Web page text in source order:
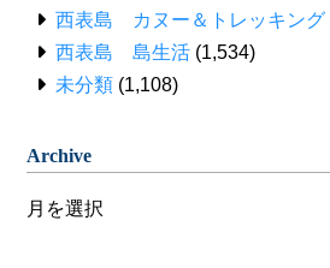
西表島 カヌー＆トレッキング
西表島 島生活 (1,534)
未分類 (1,108)
Archive
Archive